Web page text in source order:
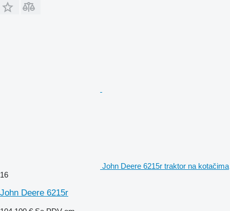
John Deere 6215r traktor na kotačima
16
John Deere 6215r